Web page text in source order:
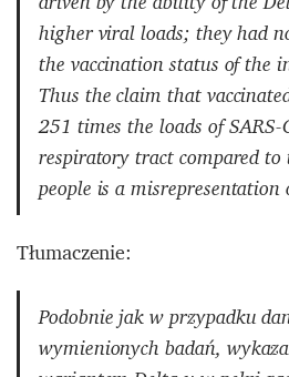
higher viral loads; they had
the vaccination status of the
Thus the claim that
251 times the loads of
respiratory tract compared to
people is a misrepresentation
Tłumaczenie:
Podobnie jak w przypadku
wymienionych badań,